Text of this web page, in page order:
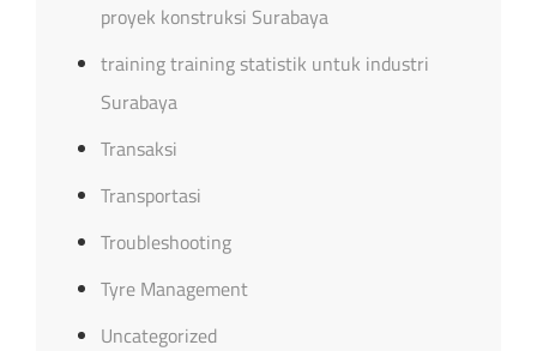
proyek konstruksi Surabaya
training training statistik untuk industri
Surabaya
Transaksi
Transportasi
Troubleshooting
Tyre Management
Uncategorized